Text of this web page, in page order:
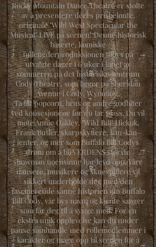
Rocky Mountain Dance Theatre er stolte
av å presentere deres prisbelønte,
originale "Wild West Spectacular the
Musical" LIVE på scenen! Denne historisk
baserte, komiske
fullengderproduksjonen tilbys på
utvalgte dager i 6 uker i løpet av
sommeren på det historiske sentrum
Cody Theatre, som ligger på Sheridan
Avenue i Cody, Wyoming.
Ta litt popcorn, brus og andre godbiter
ved konsesjonene før du tar plass.Du vil
møte Annie Oakley, "Wild Bill" Hickok,
Frank Butler, skarpskyttere, kan-kan-
jenter, og mer som Buffalo Bill Codys
drøm om å bli VERDENS største
showman noensinne har levd opp. Våre
dansere, musikere og skuespillere vil
sikkert underholde deg med den
fascinerende sanne historien om Buffalo
Bill Cody, vår bys navn; og kjente sanger
som får deg til å synge med. For en
ekstra unik opplevelse kan du under
pause samhandle med rollemedlemmer i
karakter og mage opp til scenen for å